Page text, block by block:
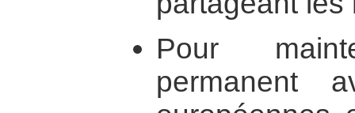
Pour
permanent